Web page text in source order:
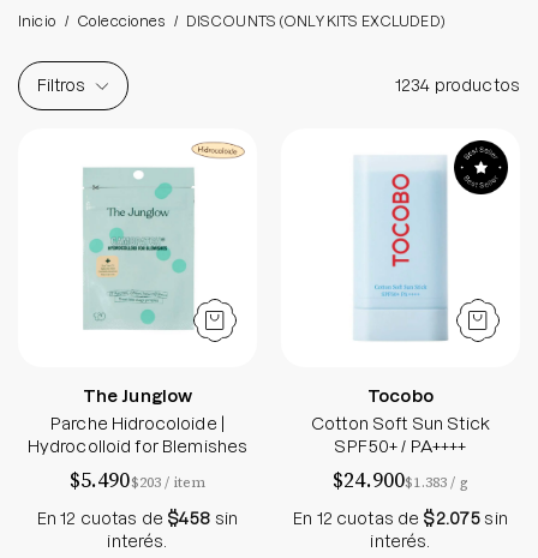
Parche para granitos
Rastrear mi Pedido
Parches para granitos internos
Parches para manchitas pos acné
Inicio / Colecciones / DISCOUNTS (ONLY KITS EXCLUDED)
Filtros 1234 productos
Parche Hidrocoloide | Hydrocolloid for Blemishes
The Junglow
Parche Hidrocoloide |
Hydrocolloid for Blemishes
$5.490$203/ por
item
En 12 cuotas de $458 sin
interés.
Cotton Soft Sun
Tocobo
Cotton Soft Sun Stick
SPF50+ / PA++++
$24.900$1.383/ por
g
En 12 cuotas de $2.075sin
interés.